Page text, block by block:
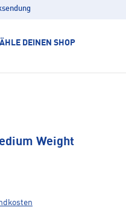
DEINEN SHOP
Weight